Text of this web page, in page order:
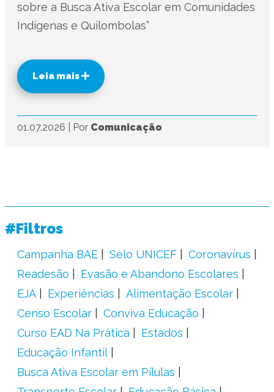
sobre a Busca Ativa Escolar em Comunidades
Indígenas e Quilombolas”
Leia mais
01.07.2026 Por Comunicação
#Filtros
Campanha BAE Selo UNICEF
Coronavírus
Readesão
Evasão e Abandono Escolares
EJA
Experiências
Alimentação Escolar
Censo Escolar
Conviva Educação
Curso EAD Na Prática
Estados
Educação Infantil
Busca Ativa Escolar em Pílulas